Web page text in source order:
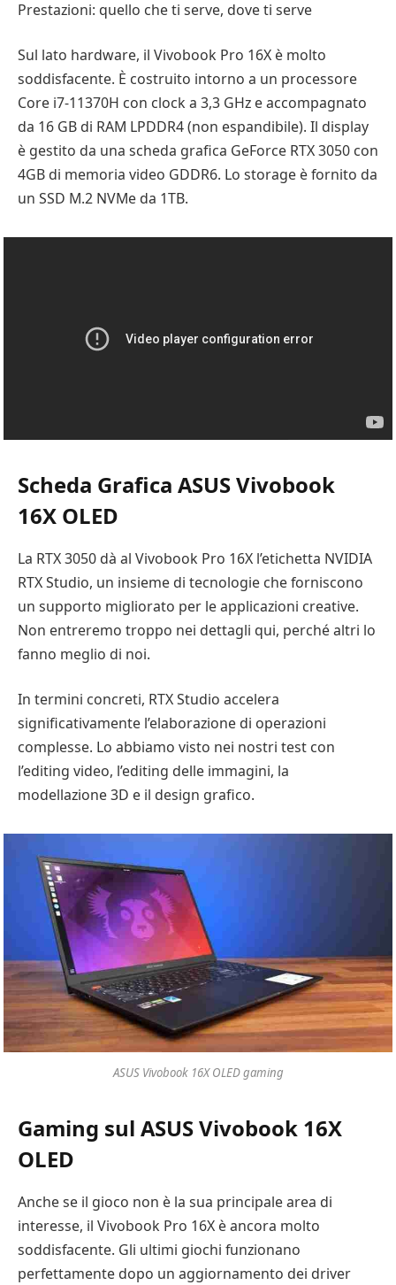
Prestazioni: quello che ti serve, dove ti serve
Sul lato hardware, il Vivobook Pro 16X è molto
soddisfacente. È costruito intorno a un processore
Core i7-11370H con clock a 3,3 GHz e accompagnato
da 16 GB di RAM LPDDR4 (non espandibile). Il display
è gestito da una scheda grafica GeForce RTX 3050 con
4GB di memoria video GDDR6. Lo storage è fornito da
un SSD M.2 NVMe da 1TB.
Scheda Grafica ASUS Vivobook
16X OLED
La RTX 3050 dà al Vivobook Pro 16X l’etichetta NVIDIA
RTX Studio, un insieme di tecnologie che forniscono
un supporto migliorato per le applicazioni creative.
Non entreremo troppo nei dettagli qui, perché altri lo
fanno meglio di noi.
In termini concreti, RTX Studio accelera
significativamente l’elaborazione di operazioni
complesse. Lo abbiamo visto nei nostri test con
l’editing video, l’editing delle immagini, la
modellazione 3D e il design grafico.
ASUS Vivobook 16X OLED gaming
Gaming sul ASUS Vivobook 16X
OLED
Anche se il gioco non è la sua principale area di
interesse, il Vivobook Pro 16X è ancora molto
soddisfacente. Gli ultimi giochi funzionano
perfettamente dopo un aggiornamento dei driver